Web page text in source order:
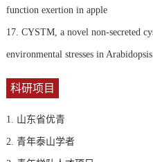
function exertion in apple
17. CYSTM, a novel non-secreted
environmental stresses in
科研项目
1. 山东省优青
2. 青年泰山学者